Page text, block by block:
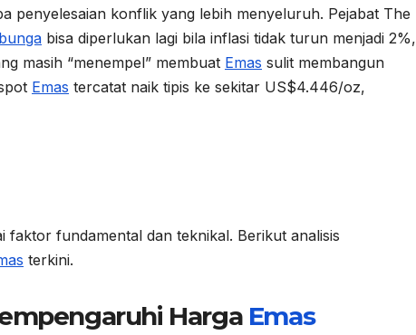
penyelesaian konflik yang lebih menyeluruh. Pejabat The
bisa diperlukan lagi bila inflasi tidak turun menjadi 2%,
masih “menempel” membuat Emas sulit membangun
Emas tercatat naik tipis ke sekitar US$4.446/oz,
faktor fundamental dan teknikal. Berikut analisis
terkini.
Harga Emas